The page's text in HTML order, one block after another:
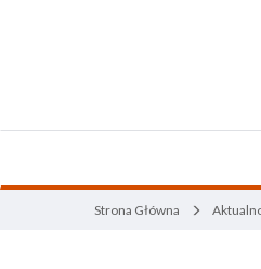
Strona Główna